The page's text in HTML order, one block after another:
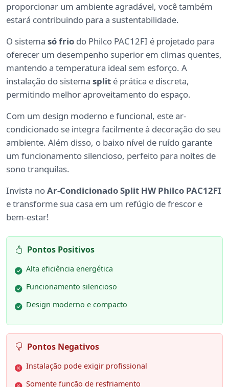
proporcionar um ambiente agradável, você também
estará contribuindo para a sustentabilidade.
O sistema só frio do Philco PAC12FI é projetado para
oferecer um desempenho superior em climas quentes,
mantendo a temperatura ideal sem esforço. A
instalação do sistema split é prática e discreta,
permitindo melhor aproveitamento do espaço.
Com um design moderno e funcional, este ar-
condicionado se integra facilmente à decoração do seu
ambiente. Além disso, o baixo nível de ruído garante
um funcionamento silencioso, perfeito para noites de
sono tranquilas.
Invista noAr-Condicionado Split HW Philco PAC12FI
e transforme sua casa em um refúgio de frescor e
bem-estar!
Pontos Positivos
Alta eficiência energética
Funcionamento silencioso
Design moderno e compacto
Pontos Negativos
Instalação pode exigir profissional
Somente função de resfriamento